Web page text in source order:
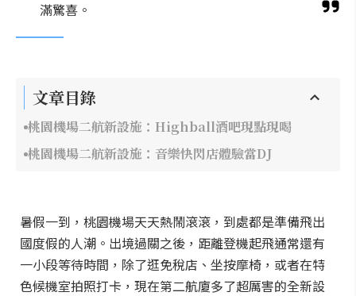
滿驚喜。
文章目錄
桃園機場二航新設施：Highball酒吧現點現喝
桃園機場二航新設施：音樂快閃店體驗當DJ
暑假一到，桃園機場天天熱鬧滾滾，到處都是準備飛出
國度假的人潮。出境過關之後，距離登機起飛通常還有
一小段等待時間，除了逛免稅店、坐按摩椅，或者在特
色候機室拍照打卡，現在第二航廈多了超厲害的全新設